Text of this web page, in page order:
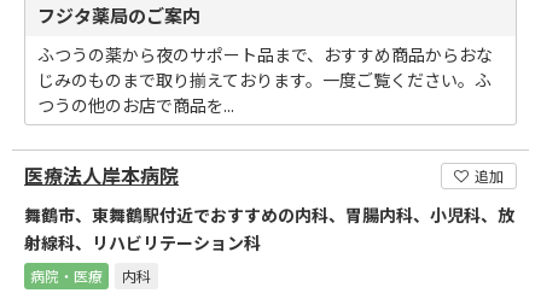
フジタ薬局のご案内
ふつうの薬から夜のサポート品まで、おすすめ商品からおな
じみのものまで取り揃えております。一度ご覧ください。ふ
つうの他のお店で商品を...
医療法人岸本病院 追加
舞鶴市、東舞鶴駅付近でおすすめの内科、胃腸内科、小児科、放
射線科、リハビリテーション科
病院・医療 内科